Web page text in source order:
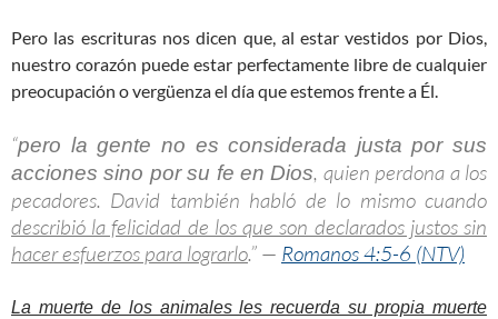
Pero las escrituras nos dicen que, al estar vestidos por Dios,
nuestro corazón puede estar perfectamente libre de cualquier
preocupación o vergüenza el día que estemos frente a Él.
“pero la gente no es considerada justa por sus
acciones sino por su fe en Dios, quien perdona a los
pecadores. David también habló de lo mismo cuando
describió la felicidad de los que son declarados justos sin
hacer esfuerzos para lograrlo.” — Romanos 4:5-6 (NTV)
La muerte de los animales les recuerda su propia muerte